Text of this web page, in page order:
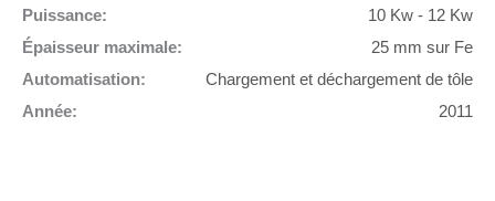
Puissance:
10 Kw - 12 Kw
Épaisseur maximale:
25 mm sur Fe
Automatisation:
Chargement et déchargement de tôle
Année:
2011